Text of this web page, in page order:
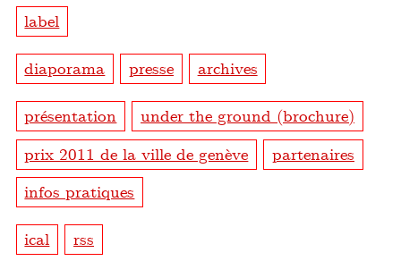
label
diaporama presse archives
présentation
under the ground (brochure)
prix 2011 de la ville de genève
partenaires
infos pratiques
ical rss